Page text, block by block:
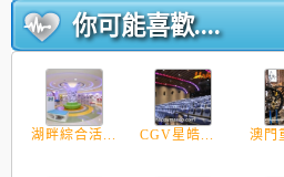
你可能喜歡....
湖畔綜合活... CGV星皓... 澳門